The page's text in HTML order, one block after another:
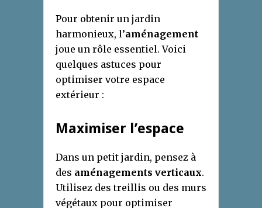
Pour obtenir un jardin
harmonieux, l’aménagement
joue un rôle essentiel. Voici
quelques astuces pour
optimiser votre espace
extérieur :
Maximiser l’espace
Dans un petit jardin, pensez à
des aménagements verticaux.
Utilisez des treillis ou des murs
végétaux pour optimiser